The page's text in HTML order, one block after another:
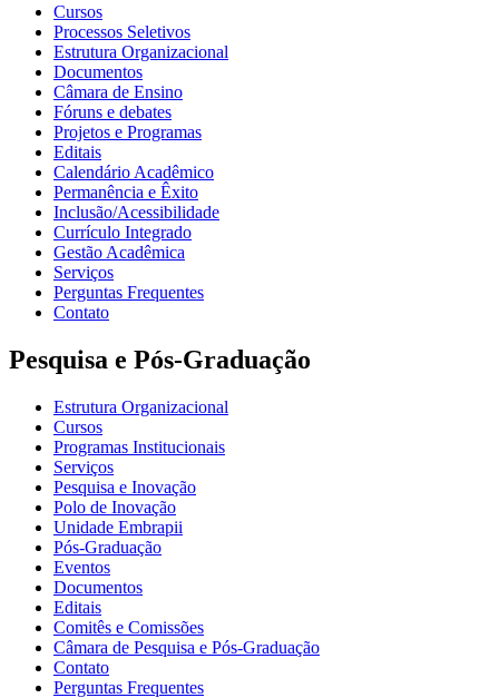
Cursos
Processos Seletivos
Estrutura Organizacional
Documentos
Câmara de Ensino
Fóruns e debates
Projetos e Programas
Editais
Calendário Acadêmico
Permanência e Êxito
Inclusão/Acessibilidade
Currículo Integrado
Gestão Acadêmica
Serviços
Perguntas Frequentes
Contato
Pesquisa e Pós-Graduação
Estrutura Organizacional
Cursos
Programas Institucionais
Serviços
Pesquisa e Inovação
Polo de Inovação
Unidade Embrapii
Pós-Graduação
Eventos
Documentos
Editais
Comitês e Comissões
Câmara de Pesquisa e Pós-Graduação
Contato
Perguntas Frequentes